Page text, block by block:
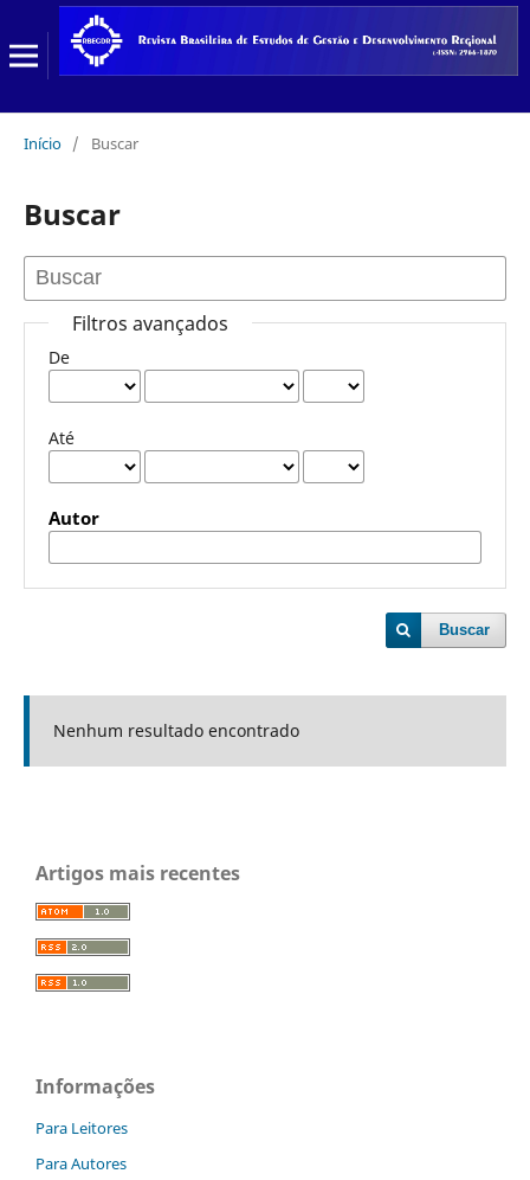
Início / Buscar
Buscar
Filtros avançados
De
Até
Autor
Buscar
Nenhum resultado encontrado
Artigos mais recentes
Informações
Para Leitores
Para Autores